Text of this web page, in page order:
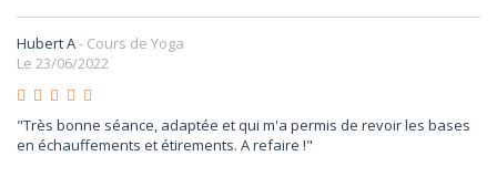
Hubert A- Cours de Yoga
Le 23/06/2022
"Très bonne séance, adaptée et qui m'a permis de revoir les bases
en échauffements et étirements. A refaire !"